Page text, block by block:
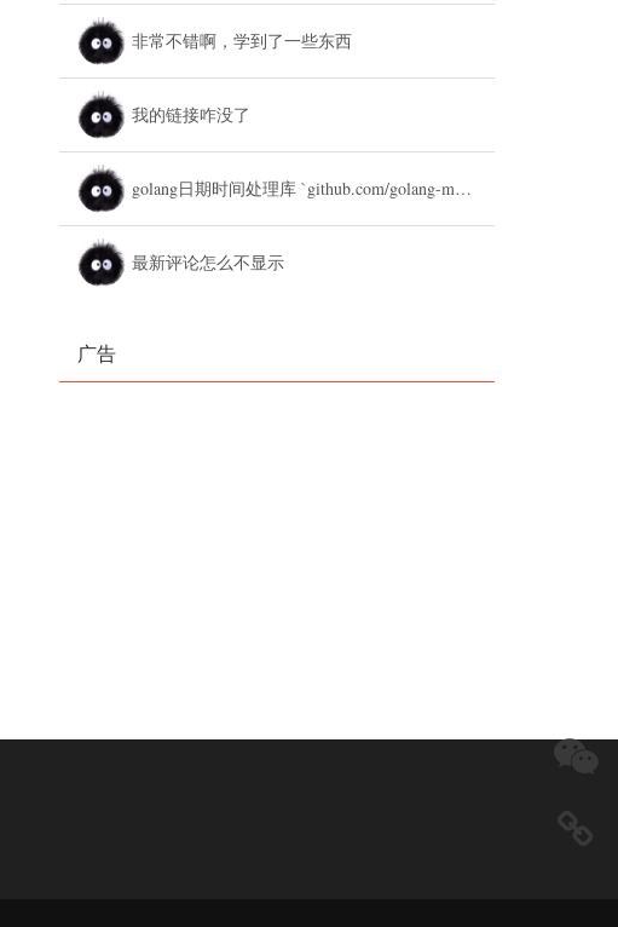
非常不错啊，学到了一些东西
我的链接咋没了
golang日期时间处理库 `github.com/golang-module/...
最新评论怎么不显示
广告